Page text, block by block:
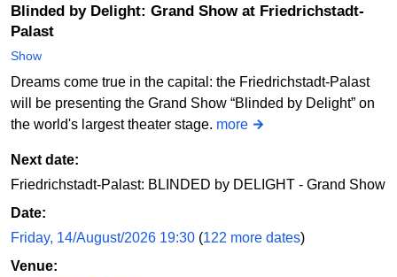
Sun 03/01/2027 17:00
Das Kriminal Dinner – Krimidinner Der letzte Joint der Marie
Juana
Gastronomie "Zur Historischen Mühle" Potsdam
Blinded by Delight: Grand Show at Friedrichstadt-
Palast
Show
Dreams come true in the capital: the Friedrichstadt-Palast
will be presenting the Grand Show “Blinded by Delight” on
the world's largest theater stage. more
Next date:
Friedrichstadt-Palast: BLINDED by DELIGHT - Grand Show
Date:
Friday, 14/August/2026 19:30 (122 more dates)
Venue: